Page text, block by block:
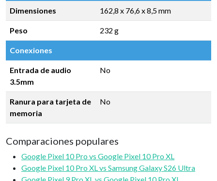
Dimensiones 162,8 x 76,6 x 8,5 mm
Peso 232 g
Conexiones
Entrada de audio
3.5mm
No
Ranura para tarjeta de
memoria
No
Comparaciones populares
Google Pixel 10 Pro vs Google Pixel 10 Pro XL
Google Pixel 10 Pro XL vs Samsung Galaxy S26 Ultra